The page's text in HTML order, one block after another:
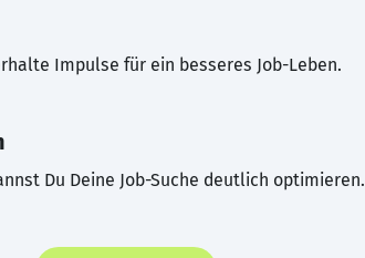
Impulse für ein besseres Job-Leben.
Du Deine Job-Suche deutlich optimieren.